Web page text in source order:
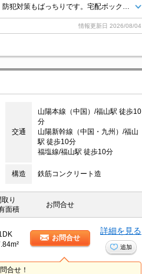
情報更新日 2026/08/04
交通
山陽本線（中国）/福山駅 徒歩10
分
山陽新幹線（中国・九州）/福山
駅 徒歩10分
福塩線/福山駅 徒歩10分
構造 鉄筋コンクリート造
取り
面積
お問合せ
お問合せ
詳細を見る
追加
合せ！